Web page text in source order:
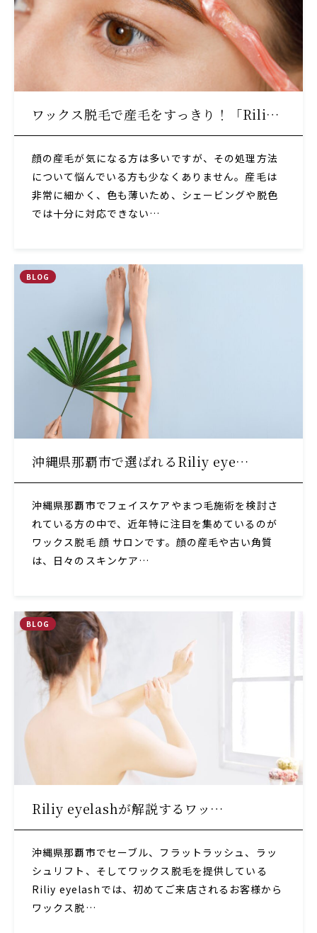
ワックス脱毛で産毛をすっきり！「Rili…
顔の産毛が気になる方は多いですが、その処理方法
について悩んでいる方も少なくありません。産毛は
非常に細かく、色も薄いため、シェービングや脱色
では十分に対応できない…
BLOG
沖縄県那覇市で選ばれるRiliy eye…
沖縄県那覇市でフェイスケアやまつ毛施術を検討さ
れている方の中で、近年特に注目を集めているのが
ワックス脱毛 顔 サロンです。顔の産毛や古い角質
は、日々のスキンケア…
BLOG
Riliy eyelashが解説するワッ…
沖縄県那覇市でセーブル、フラットラッシュ、ラッ
シュリフト、そしてワックス脱毛を提供している
Riliy eyelashでは、初めてご来店されるお客様から
ワックス脱…